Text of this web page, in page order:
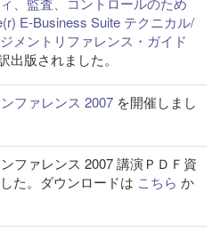
E-Business Suite テクニカル/
メントリファレンス・ガイド
出版されました。
ファレンス 2007 を開催しまし
ファレンス 2007 講演ＰＤＦ資
た。ダウンロードは こちら か